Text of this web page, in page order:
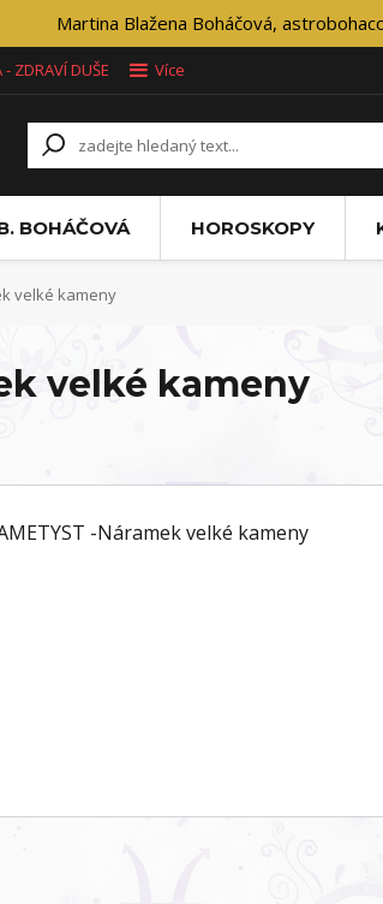
Martina Blažena Boháčová,
- ZDRAVÍ DUŠE Více
BOHÁČOVÁ HOROSKOPY
velké kameny
velké kameny